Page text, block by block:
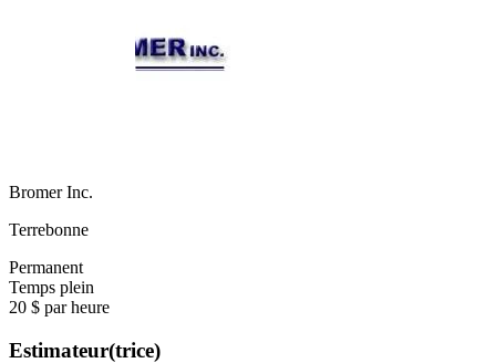
Bromer Inc.
Terrebonne
Permanent
Temps plein
20 $ par heure
Estimateur(trice)